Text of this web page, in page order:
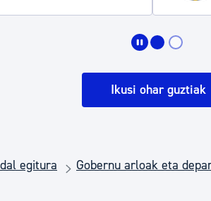
Ikusi ohar guztiak
egitura Gobernu arloak eta